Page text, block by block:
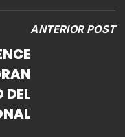
ANTERIOR POST
DEL